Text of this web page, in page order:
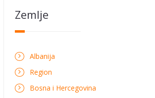
Zemlje
Albanija
Region
Bosna i Hercegovina